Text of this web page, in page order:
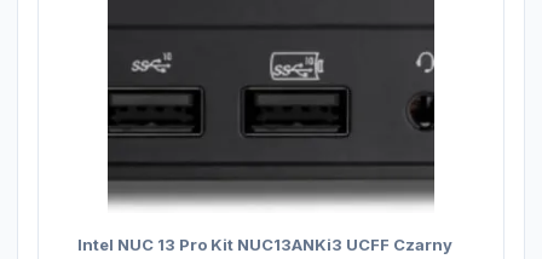
Intel NUC 13 Pro Kit NUC13ANKi3 UCFF Czarny